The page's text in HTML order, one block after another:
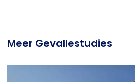
Meer Gevallestudies